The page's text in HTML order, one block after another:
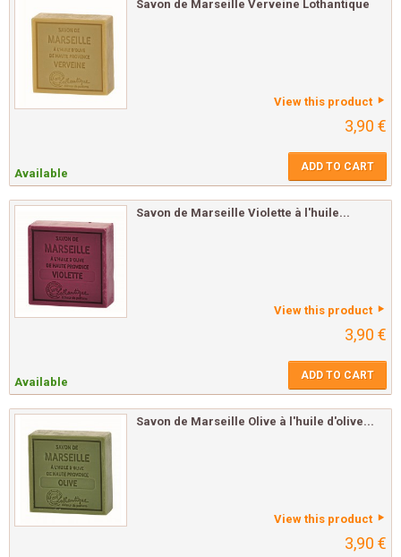
Savon de Marseille Verveine Lothantique
View this product
3,90 €
Available ADD TO CART
Savon de Marseille Violette à l'huile...
View this product
3,90 €
Available ADD TO CART
Savon de Marseille Olive à l'huile d'olive...
View this product
3,90 €